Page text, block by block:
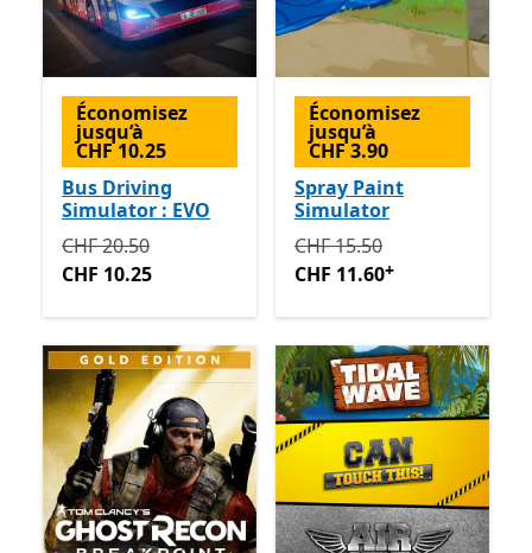
Économisez
jusqu’à
CHF 10.25
Bus Driving
Simulator : EVO
Initialement CHF 20.50 maintenant CHF 10.25
CHF 20.50
CHF 10.25
Économisez
jusqu’à
CHF 3.90
Spray Paint
Simulator
Initialement CHF 15.50
CHF 15.50
CHF 11.60+